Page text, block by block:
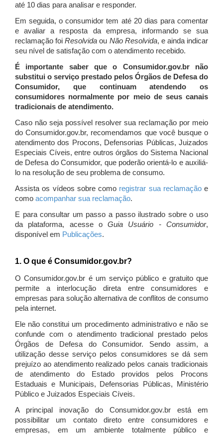
até 10 dias para analisar e responder.
Em seguida, o consumidor tem até 20 dias para comentar
e avaliar a resposta da empresa, informando se sua
reclamação foiResolvida ou Não Resolvida, e ainda indicar
seu nível de satisfação com o atendimento recebido.
É importante saber que o Consumidor.gov.br não
substitui o serviço prestado pelos Órgãos de Defesa do
Consumidor, que continuam atendendo os
consumidores normalmente por meio de seus canais
tradicionais de atendimento.
Caso não seja possível resolver sua reclamação por meio
do Consumidor.gov.br, recomendamos que você busque o
atendimento dos Procons, Defensorias Públicas, Juizados
Especiais Cíveis, entre outros órgãos do Sistema Nacional
de Defesa do Consumidor, que poderão orientá-lo e auxiliá-
lo na resolução de seu problema de consumo.
Assista os vídeos sobre como registrar sua reclamaçãoe
como acompanhar sua reclamação.
E para consultar um passo a passo ilustrado sobre o uso
da plataforma, acesse oGuia Usuário - Consumidor,
disponível em Publicações.
1. O que é Consumidor.gov.br?
O Consumidor.gov.br é um serviço público e gratuito que
permite a interlocução direta entre consumidores e
empresas para solução alternativa de conflitos de consumo
pela internet.
Ele não constitui um procedimento administrativo e não se
confunde com o atendimento tradicional prestado pelos
Órgãos de Defesa do Consumidor. Sendo assim, a
utilização desse serviço pelos consumidores se dá sem
prejuízo ao atendimento realizado pelos canais tradicionais
de atendimento do Estado providos pelos Procons
Estaduais e Municipais, Defensorias Públicas, Ministério
Público e Juizados Especiais Cíveis.
A principal inovação do Consumidor.gov.br está em
possibilitar um contato direto entre consumidores e
empresas, em um ambiente totalmente público e